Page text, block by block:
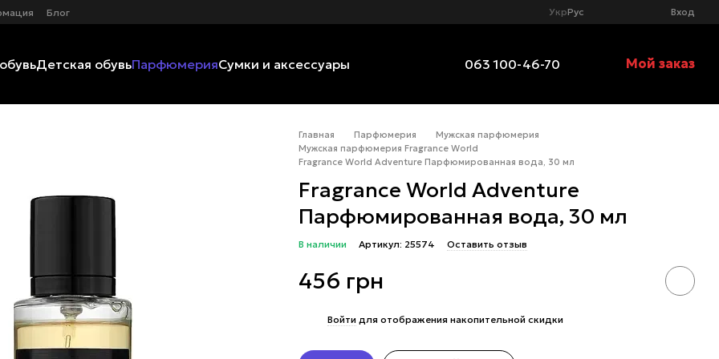
Блог УкрРус Вход
Детская обувьПарфюмерияСумки и аксессуары 063 100-46-70 Мой заказ
Главная Парфюмерия
Мужская парфюмерия
Мужская парфюмерия Fragrance World
Fragrance World Adventure Парфюмированная вода, 30 мл
Fragrance World Adventure
Парфюмированная вода, 30 мл
В наличии Артикул: 25574 Оставить отзыв
456 грн
Войти для отображения накопительной скидки